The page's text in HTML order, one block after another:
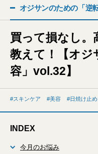
オジサンのための「逆
買って損なし。
教えて！【オジ
容」vol.32】
スキンケア 美容 日焼け止め
INDEX
今月のお悩み